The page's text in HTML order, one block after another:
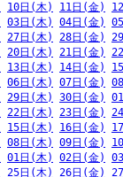
10日(木) 11日(金)
03日(木) 04日(金)
27日(木) 28日(金)
20日(木) 21日(金)
13日(木) 14日(金)
06日(木) 07日(金)
29日(木) 30日(金)
22日(木) 23日(金)
15日(木) 16日(金)
08日(木) 09日(金)
01日(木) 02日(金)
25日(木) 26日(金)